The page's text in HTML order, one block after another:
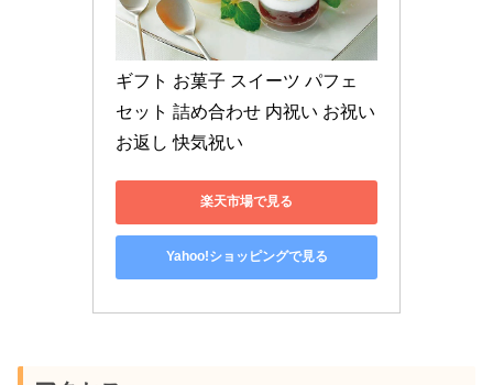
ギフト お菓子 スイーツ パフェ
セット 詰め合わせ 内祝い お祝い
お返し 快気祝い
楽天市場で見る
Yahoo!ショッピングで見る